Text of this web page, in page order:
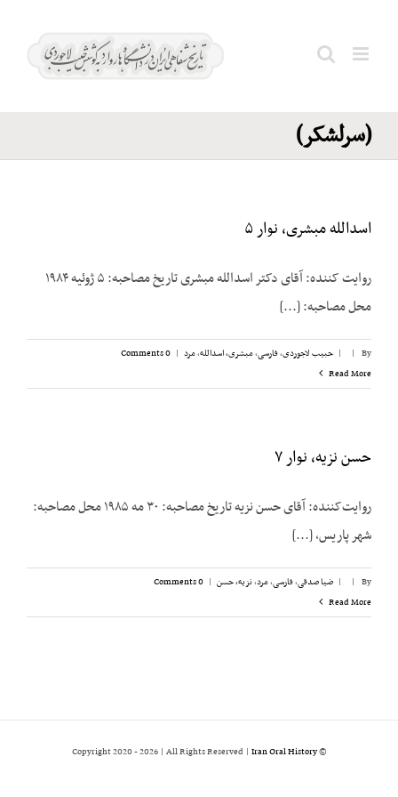
مدرس؛
(سرلشکر)
اسدالله مبشری، نوار ۵
روایت کننده: آقای دکتر اسدالله مبشری تاریخ مصاحبه: ۵ ژوئیه ۱۹۸۴
محل مصاحبه: [...]
By
|
| حبیب لاجوردی,فارسی,مبشری، اسدالله,مرد |
0 Comments
Read More
حسن نزیه، نوار ۷
روایت‌کننده: آقای حسن نزیه تاریخ مصاحبه: ۳۰ مه ۱۹۸۵ محل مصاحبه:
شهر پاریس، [...]
By
|
| ضیا صدقی,فارسی,مرد,نزیه، حسن |
0 Comments
Read More
© Copyright 2020 -
2026 | All Rights Reserved | Iran Oral History